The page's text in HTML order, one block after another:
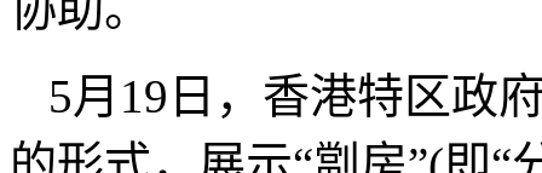
5月19日，香港特区政